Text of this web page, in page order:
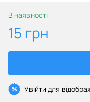
В наявності
15 грн
% Увійти для